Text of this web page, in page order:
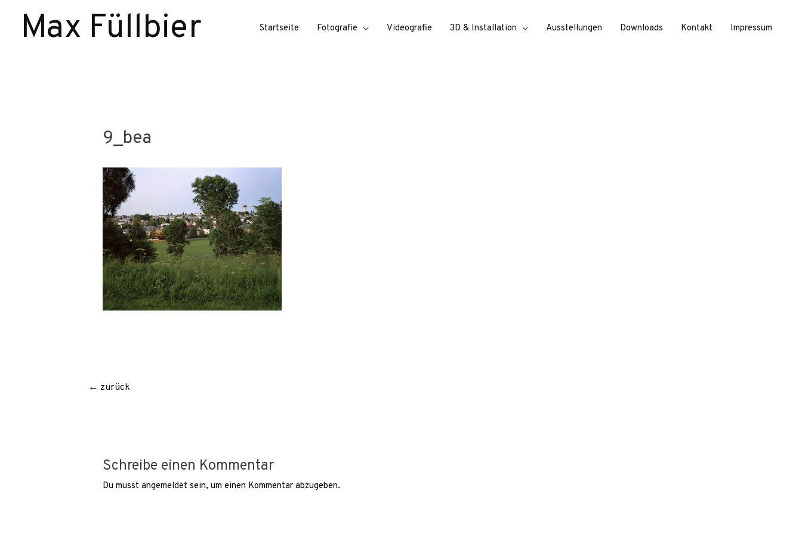
Max Füllbier Startseite Fotografie Videografie 3D & Installation Ausstellungen Downloads Kontakt Impressum
9_bea
Beitragsnavigation
← zurück
Schreibe einen Kommentar
Du musstangemeldet sein, um einen Kommentar abzugeben.